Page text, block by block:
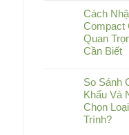
Cách
Compact
Quan
Cần Biết
So Sánh
Khẩu Và
Chọn
Trình?